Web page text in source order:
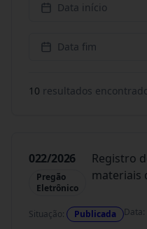
Data início
Data fim
10 resultados
022/2026
Pregão
Eletrônico
Registro
materiais
Situação: Publicada Data: